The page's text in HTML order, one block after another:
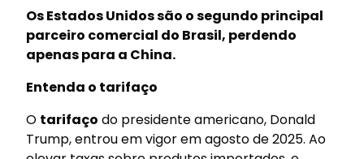
Os Estados Unidos são o segundo principal
parceiro comercial do Brasil, perdendo
apenas para a China.
Entenda o tarifaço
O tarifaço do presidente americano, Donald
Trump, entrou em vigor em agosto de 2025. Ao